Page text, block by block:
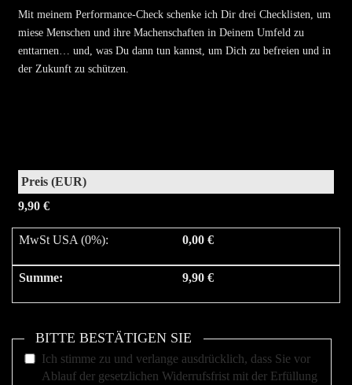
Mit meinem Performance-Check schenke ich Dir drei Checklisten, um
miese Menschen und ihre Machenschaften in Deinem Umfeld zu
enttarnen… und, was Du dann tun kannst, um Dich zu befreien und in
der Zukunft zu schützen.
9,90 €
MwSt USA (0%): 0,00 €
Summe: 9,90 €
BITTE BESTÄTIGEN SIE
Ich stimme zu und verlange ausdrücklich, dass Sie vor
Ablauf der gesetzlichen Widerrufsfrist mit der Erfüllung